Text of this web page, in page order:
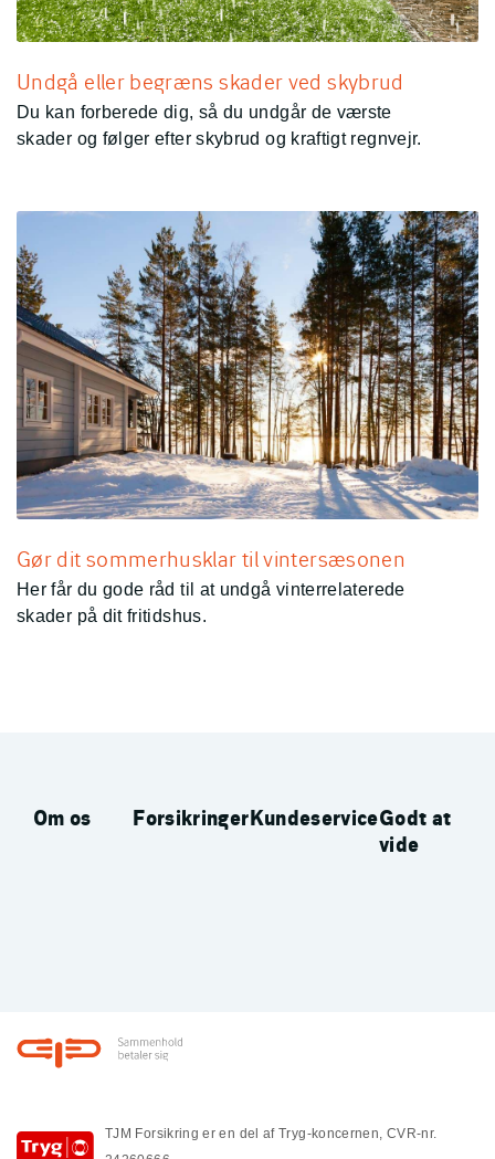
Undgå eller begræns skader ved skybrud
Du kan forberede dig, så du undgår de værste
skader og følger efter skybrud og kraftigt regnvejr.
Gør dit sommerhusklar til vintersæsonen
Her får du gode råd til at undgå vinterrelaterede
skader på dit fritidshus.
Om os ForsikringerKundeserviceGodt at
vide
TJM Forsikring er en del af Tryg-koncernen, CVR-nr.